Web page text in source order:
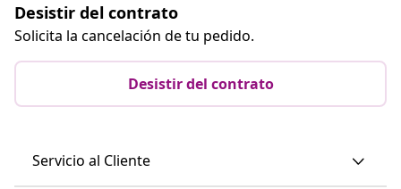
Desistir del contrato
Solicita la cancelación de tu pedido.
Desistir del contrato
Servicio al Cliente